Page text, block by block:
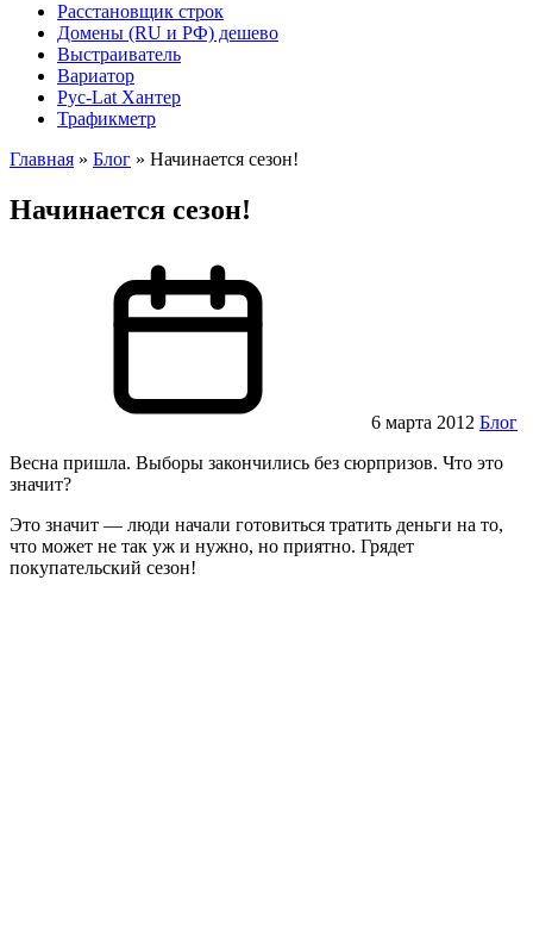
Расстановщик строк
Домены (RU и РФ) дешево
Выстраиватель
Вариатор
Рус-Lat Хантер
Трафикметр
Главная » Блог » Начинается сезон!
Начинается сезон!
6 марта 2012 Блог
Весна пришла. Выборы закончились без сюрпризов. Что это
значит?
Это значит — люди начали готовиться тратить деньги на то,
что может не так уж и нужно, но приятно. Грядет
покупательский сезон!